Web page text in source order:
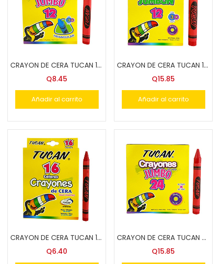
CRAYON DE CERA TUCAN 12 COL.JUMBO TRIANG.
Q8.45
Añadir al carrito
CRAYON DE CERA TUCAN 12 COL.JUMBON
Q15.85
Añadir al carrito
CRAYON DE CERA TUCAN 16 COL.
Q6.40
CRAYON DE CERA TUCAN 24 COL. JUMBO
Q15.85